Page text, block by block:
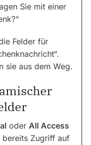
Sie mit einer
Felder für
sie aus dem Weg.
oder All Access
bereits Zugriff auf